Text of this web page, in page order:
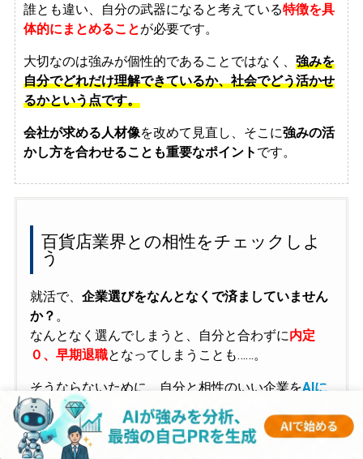
誰とも違い、自分の武器になると考えている特徴を具
体的にまとめることが必要です。
大切なのは強みが個性的であることではなく、 強みを
自分でどれだけ理解できているか、社会でどう活かせ
るかという点です。
会社が求める人材像を改めて見直し、そこに強みの活
かし方を合わせることも重要なポイント です。
百貨店業界との相性をチェックしよ
う
就活で、 企業選びをなんとなくで済ましていません
か？ 。
なんとなく選んでしまうと、自分と合わずに内定
０、早期退職となってしまうことも……。
そうならないために、自分と相性のいい企業をAIに
診断してもらう
のがおすすめです。質問に答えるだ
けで、サクッと簡単に自分に合った企業がわかる!